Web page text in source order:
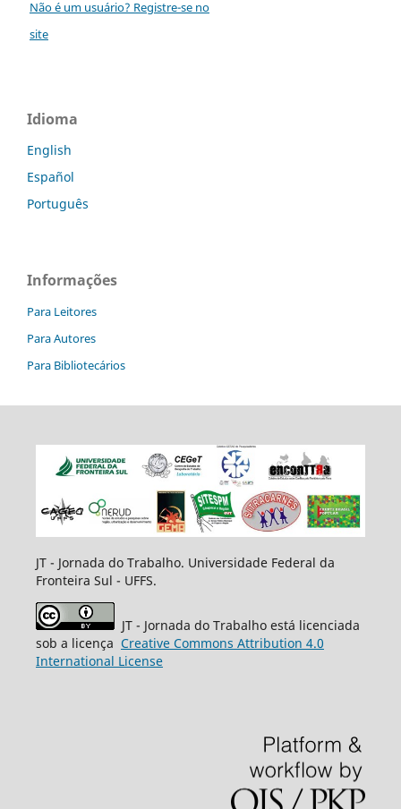
Não é um usuário? Registre-se no
site
Idioma
English
Español
Português
Informações
Para Leitores
Para Autores
Para Bibliotecários
JT - Jornada do Trabalho. Universidade Federal da
Fronteira Sul - UFFS.
JT - Jornada do Trabalho está licenciada
sob a licença Creative Commons Attribution 4.0
International License